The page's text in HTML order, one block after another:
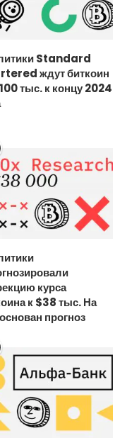
Standard
ждут биткоин
тыс. к концу 2024
курса
к $38 тыс. На
прогноз